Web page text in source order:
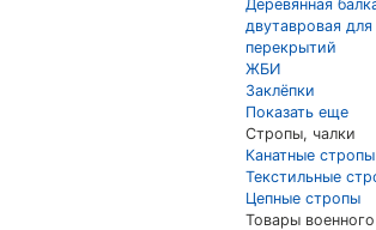
Деревянная
двутавровая для
перекрытий
ЖБИ
Заклёпки
Показать еще
Стропы, чалки
Канатные стропы
Текстильные
Цепные стропы
Товары